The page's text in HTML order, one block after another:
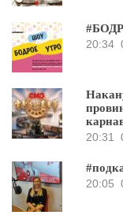
20:34
20:31
20:05